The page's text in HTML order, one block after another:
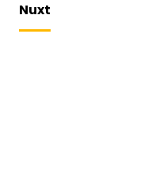
Nuxt